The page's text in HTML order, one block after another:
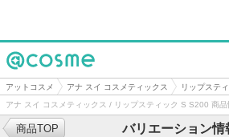
@cosme
アットコスメ アナ スイ コスメティックス リップステ
アナ スイ コスメティックス / リップスティック S S200 商品
バリエーション情
商品TOP